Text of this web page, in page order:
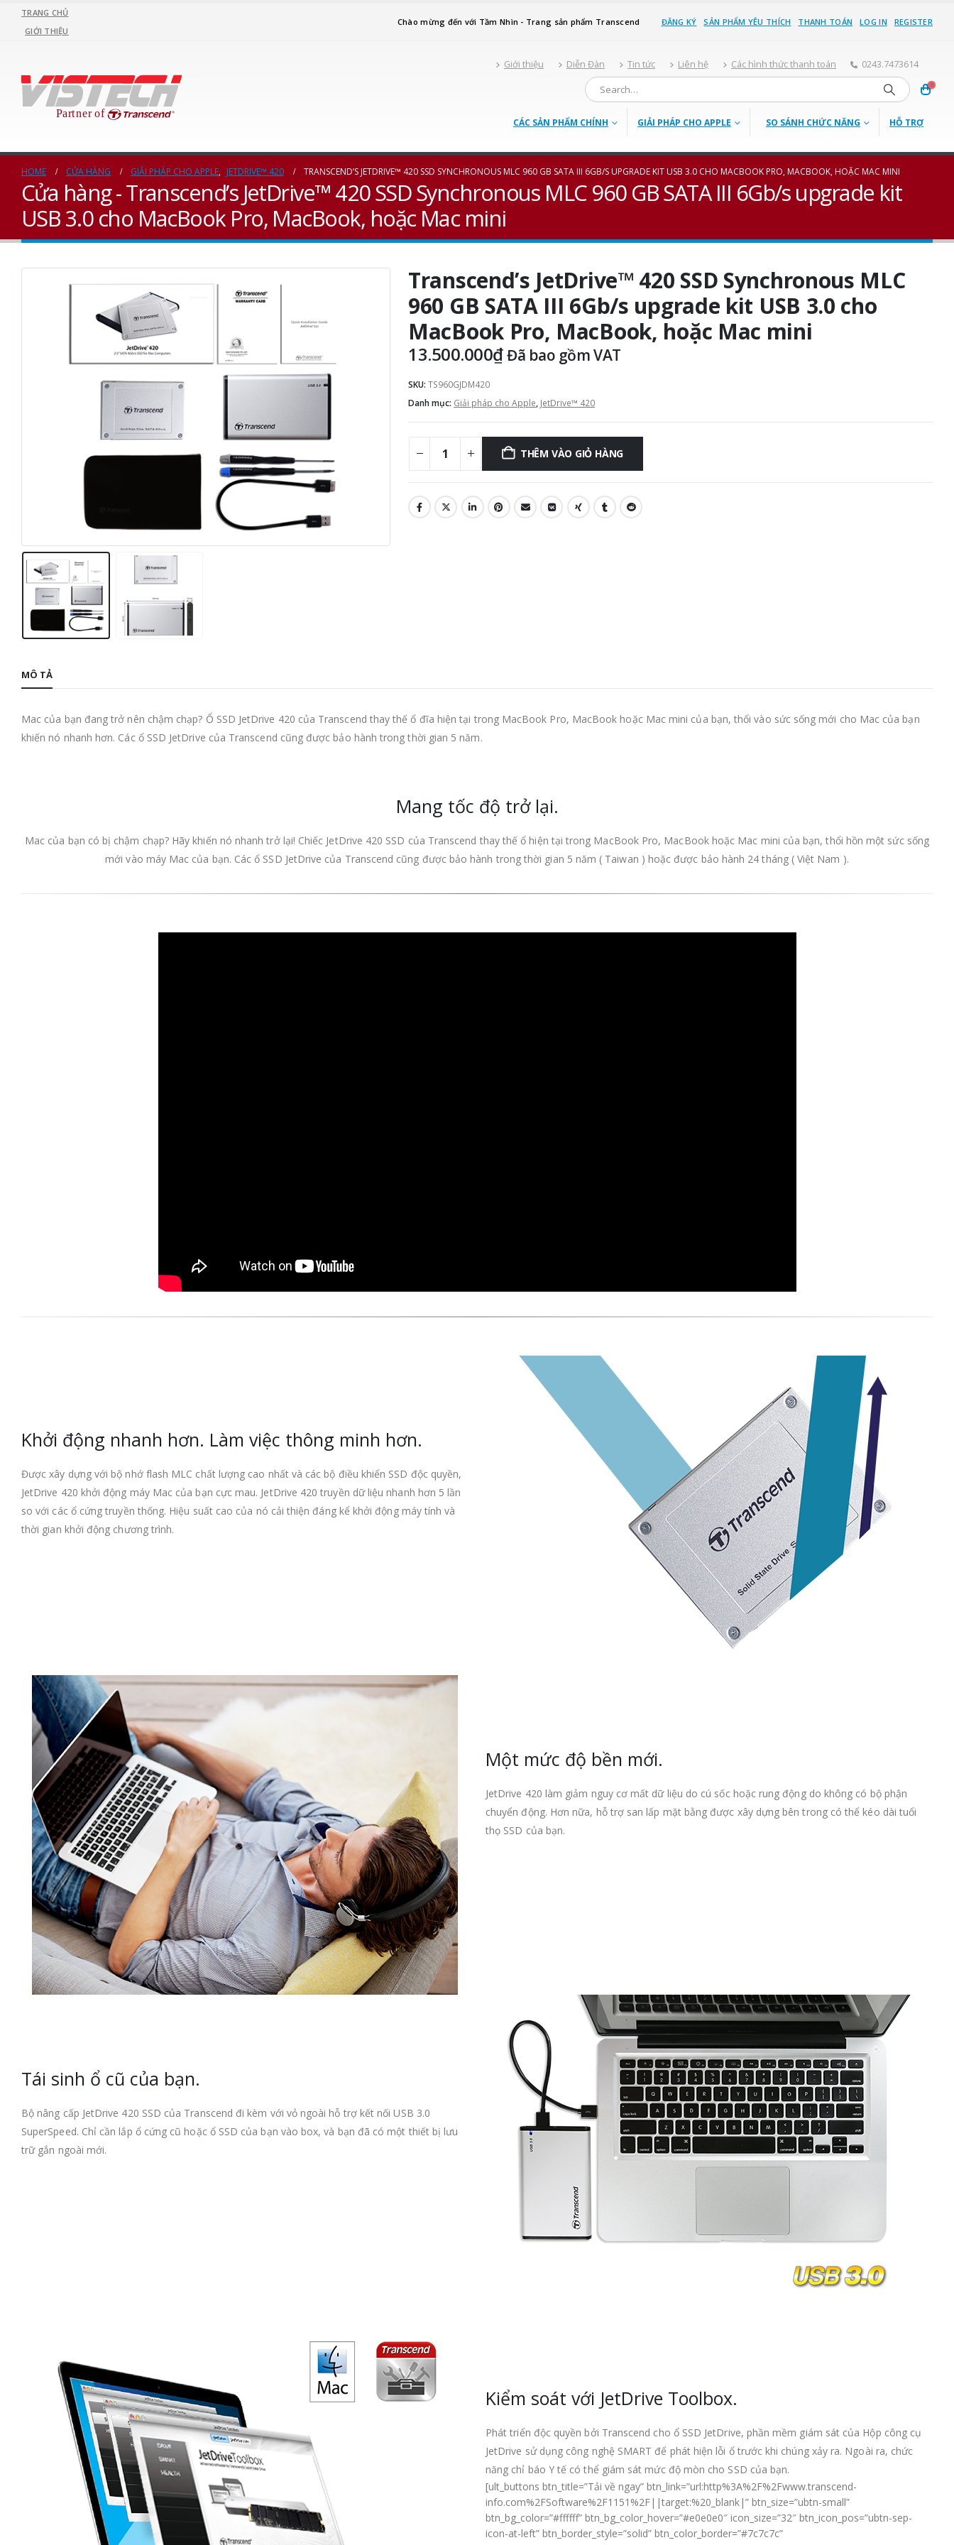
TRANG CHỦ
GIỚI THIỆU
Chào mừng đến với Tầm Nhìn - Trang sản phẩm Transcend ĐĂNG KÝ SẢN PHẨM YÊU THÍCH THANH TOÁN LOG IN REGISTER
Giới thiệu Diễn Đàn Tin tức Liên hệ Các hình thức thanh toán 0243.7473614
0
CÁC SẢN PHẨM CHÍNH GIẢI PHÁP CHO APPLE SO SÁNH CHỨC NĂNG HỖ TRỢ
HOME CỬA HÀNG GIẢI PHÁP CHO APPLE, JETDRIVE™ 420 TRANSCEND’S JETDRIVE™ 420 SSD SYNCHRONOUS MLC 960 GB SATA III 6GB/S UPGRADE KIT USB 3.0 CHO MACBOOK PRO, MACBOOK, HOẶC MAC MINI
Cửa hàng - Transcend’s JetDrive™ 420 SSD Synchronous MLC 960 GB SATA III 6Gb/s upgrade kit
USB 3.0 cho MacBook Pro, MacBook, hoặc Mac mini
Transcend’s JetDrive™ 420 SSD Synchronous MLC
960 GB SATA III 6Gb/s upgrade kit USB 3.0 cho
MacBook Pro, MacBook, hoặc Mac mini
13.500.000₫Đã bao gồm VAT
SKU: TS960GJDM420
Danh mục: Giải pháp cho Apple, JetDrive™ 420
THÊM VÀO GIỎ HÀNG
MÔ TẢ
Mac của bạn đang trở nên chậm chạp? Ổ SSD JetDrive 420 của Transcend thay thế ổ đĩa hiện tại trong MacBook Pro, MacBook hoặc Mac mini của bạn, thổi vào sức sống mới cho Mac của bạn
khiến nó nhanh hơn. Các ổ SSD JetDrive của Transcend cũng được bảo hành trong thời gian 5 năm.
Mang tốc độ trở lại.
Mac của bạn có bị chậm chạp? Hãy khiến nó nhanh trở lại! Chiếc JetDrive 420 SSD của Transcend thay thế ổ hiện tại trong MacBook Pro, MacBook hoặc Mac mini của bạn, thổi hồn một sức sống
mới vào máy Mac của bạn. Các ổ SSD JetDrive của Transcend cũng được bảo hành trong thời gian 5 năm ( Taiwan ) hoặc được bảo hành 24 tháng ( Việt Nam ).
Khởi động nhanh hơn. Làm việc thông minh hơn.
Được xây dựng với bộ nhớ flash MLC chất lượng cao nhất và các bộ điều khiển SSD độc quyền,
JetDrive 420 khởi động máy Mac của bạn cực mau. JetDrive 420 truyền dữ liệu nhanh hơn 5 lần
so với các ổ cứng truyền thống. Hiệu suất cao của nó cải thiện đáng kể khởi động máy tính và
thời gian khởi động chương trình.
Một mức độ bền mới.
JetDrive 420 làm giảm nguy cơ mất dữ liệu do cú sốc hoặc rung động do không có bộ phận
chuyển động. Hơn nữa, hỗ trợ san lấp mặt bằng được xây dựng bên trong có thể kéo dài tuổi
thọ SSD của bạn.
Tái sinh ổ cũ của bạn.
Bộ nâng cấp JetDrive 420 SSD của Transcend đi kèm với vỏ ngoài hỗ trợ kết nối USB 3.0
SuperSpeed. Chỉ cần lắp ổ cứng cũ hoặc ổ SSD của bạn vào box, và bạn đã có một thiết bị lưu
trữ gắn ngoài mới.
Kiểm soát với JetDrive Toolbox.
Phát triển độc quyền bởi Transcend cho ổ SSD JetDrive, phần mềm giám sát của Hộp công cụ
JetDrive sử dụng công nghệ SMART để phát hiện lỗi ổ trước khi chúng xảy ra. Ngoài ra, chức
năng chỉ báo Y tế có thể giám sát mức độ mòn cho SSD của bạn.
[ult_buttons btn_title=”Tải về ngay” btn_link=”url:http%3A%2F%2Fwww.transcend-
info.com%2FSoftware%2F1151%2F||target:%20_blank|” btn_size=”ubtn-small”
btn_bg_color=”#ffffff” btn_bg_color_hover=”#e0e0e0″ icon_size=”32″ btn_icon_pos=”ubtn-sep-
icon-at-left” btn_border_style=”solid” btn_color_border=”#7c7c7c”